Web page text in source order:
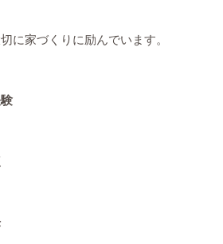
に家づくりに励んでいます。